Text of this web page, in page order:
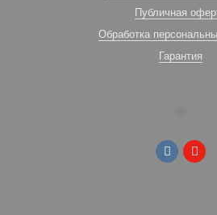
Публичная
Обработка
Гарантия